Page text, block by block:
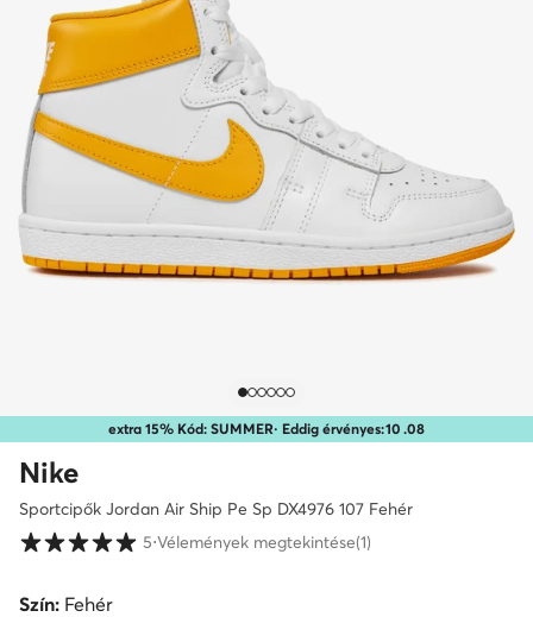
extra 15% Kód: SUMMER· Eddig érvényes:10 .08
Nike
Sportcipők Jordan Air Ship Pe Sp DX4976 107 Fehér
Vásárlói értékelések 1-5 skálán
5⋅Vélemények megtekintése(1)
Szín: Fehér